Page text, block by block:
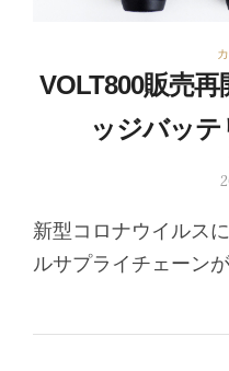
VOLT800販売
ッジバッ
新型コロナウイルス
ルサプライチェーン